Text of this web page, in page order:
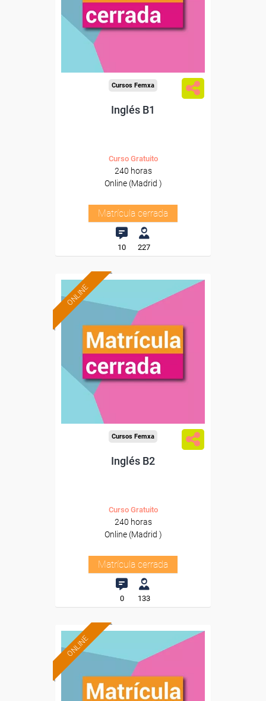
Cursos Femxa
Inglés B1
Curso Gratuito
240 horas
Online (Madrid )
Matrícula cerrada
10 227
ONLINE
Cursos Femxa
Inglés B2
Curso Gratuito
240 horas
Online (Madrid )
Matrícula cerrada
0 133
ONLINE